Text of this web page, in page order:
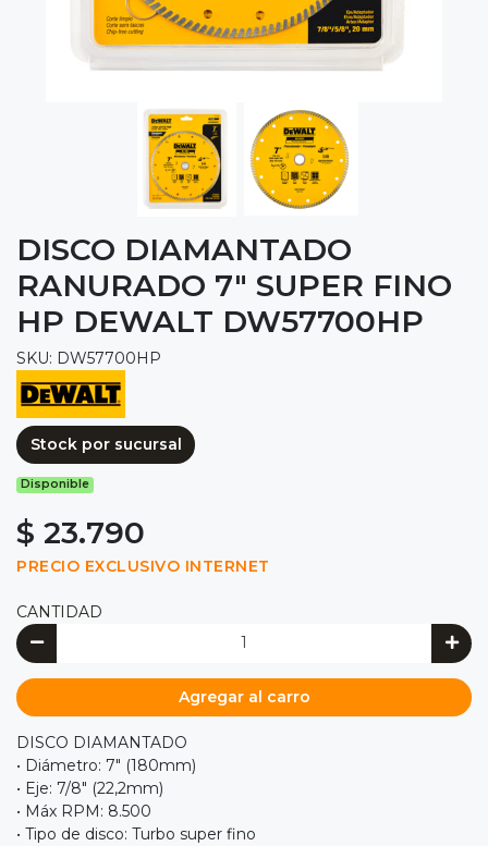
DISCO DIAMANTADO
RANURADO 7" SUPER FINO
HP DEWALT DW57700HP
SKU: DW57700HP
Stock por sucursal
Disponible
$ 23.790
PRECIO EXCLUSIVO INTERNET
CANTIDAD
Agregar al carro
DISCO DIAMANTADO
• Diámetro: 7" (180mm)
• Eje: 7/8" (22,2mm)
• Máx RPM: 8.500
• Tipo de disco: Turbo super fino